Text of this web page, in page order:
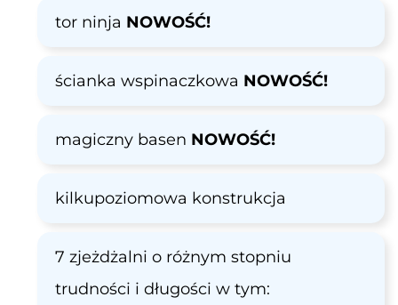
tor ninja NOWOŚĆ!
ścianka wspinaczkowa NOWOŚĆ!
magiczny basen NOWOŚĆ!
kilkupoziomowa konstrukcja
7 zjeżdżalni o różnym stopniu
trudności i długości w tym: